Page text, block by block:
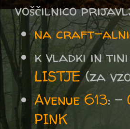
voščilnico
na craft-
k vladki in
LISTJE(za
Avenue 613: -
PINK